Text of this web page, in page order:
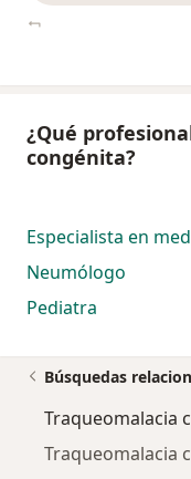
¿Qué
congénita?
Especialista en
Neumólogo
Pediatra
Búsquedas
Traqueomalacia
Traqueomalacia